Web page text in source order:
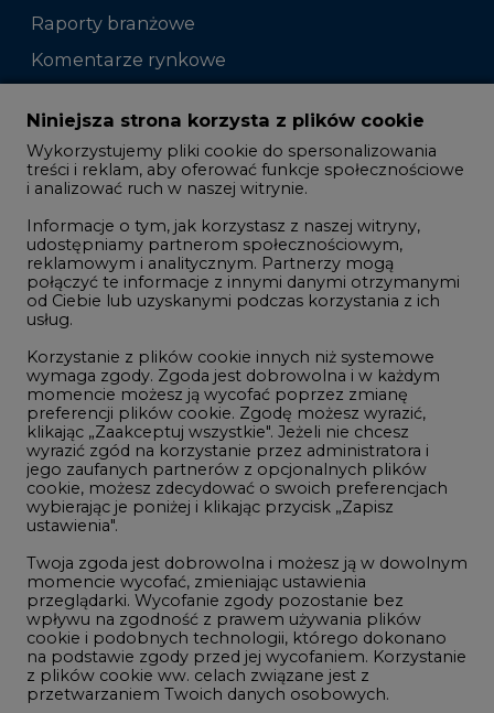
Raporty branżowe
Komentarze rynkowe
Zmiany kadrowe na rynku
Studio CIRE
Rozmowy o energetyce
Gospodarka
Geopolityka
LTE450
Innowacje i AI
Telekomunikacja i IT
Handel emisjami CO2
Wodór
Górnictwo
Atom
Fotowoltaika
Offshore wind
Niniejsza strona korzysta z plików cookie
Wykorzystujemy pliki cookie do spersonalizowania
treści i reklam, aby oferować funkcje społecznościowe
i analizować ruch w naszej witrynie.
Informacje o tym, jak korzystasz z naszej witryny,
udostępniamy partnerom społecznościowym,
reklamowym i analitycznym. Partnerzy mogą
połączyć te informacje z innymi danymi otrzymanymi
od Ciebie lub uzyskanymi podczas korzystania z ich
usług.
Korzystanie z plików cookie innych niż systemowe
wymaga zgody. Zgoda jest dobrowolna i w każdym
momencie możesz ją wycofać poprzez zmianę
preferencji plików cookie. Zgodę możesz wyrazić,
klikając „Zaakceptuj wszystkie". Jeżeli nie chcesz
wyrazić zgód na korzystanie przez administratora i
jego zaufanych partnerów z opcjonalnych plików
cookie, możesz zdecydować o swoich preferencjach
wybierając je poniżej i klikając przycisk „Zapisz
ustawienia".
Twoja zgoda jest dobrowolna i możesz ją w dowolnym
momencie wycofać, zmieniając ustawienia
przeglądarki. Wycofanie zgody pozostanie bez
wpływu na zgodność z prawem używania plików
cookie i podobnych technologii, którego dokonano
na podstawie zgody przed jej wycofaniem. Korzystanie
z plików cookie ww. celach związane jest z
przetwarzaniem Twoich danych osobowych.